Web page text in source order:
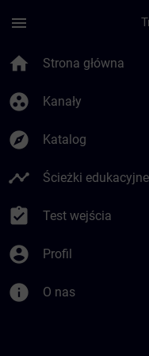
menu
home Strona główna
group_work Kanały
explore Katalog
timeline Ścieżki edukacyjne
assignment_turned_in Test wejścia
account_circle Profil
info O nas